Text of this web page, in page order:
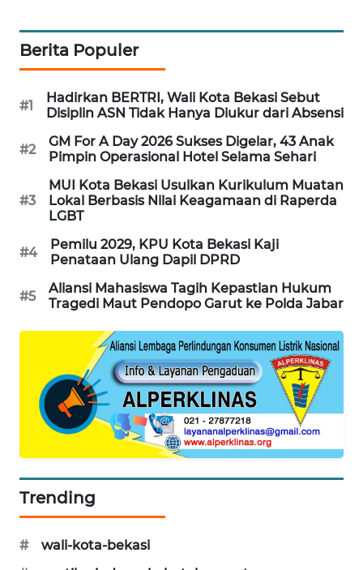
Berita Populer
#1
Hadirkan BERTRI, Wali Kota Bekasi Sebut
Disiplin ASN Tidak Hanya Diukur dari Absensi
#2
GM For A Day 2026 Sukses Digelar, 43 Anak
Pimpin Operasional Hotel Selama Sehari
#3
MUI Kota Bekasi Usulkan Kurikulum Muatan
Lokal Berbasis Nilai Keagamaan di Raperda
LGBT
#4
Pemilu 2029, KPU Kota Bekasi Kaji
Penataan Ulang Dapil DPRD
#5
Aliansi Mahasiswa Tagih Kepastian Hukum
Tragedi Maut Pendopo Garut ke Polda Jabar
Trending
#
wali-kota-bekasi
GARONGGANG
FISUELRI
ID
ENERGI
NEWS
CILEUNGSI
NEWS
BERKAT
NEWS
ANUGERAH
NEWS
AKHLAK
ID
PERAPKI